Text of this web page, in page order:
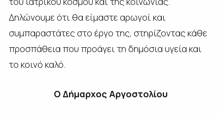
Δηλώνουμε ότι θα είμαστε αρωγοί και
συμπαραστάτες στο έργο της, στηρίζοντας κάθε
προσπάθεια που προάγει τη δημόσια υγεία και
το κοινό καλό.
Ο Δήμαρχος Αργοστολίου